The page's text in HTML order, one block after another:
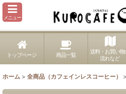
メニュー
トップページ 商品一覧
送料・お買い物
流れなど
ホーム > 全商品（カフェインレスコーヒー） >